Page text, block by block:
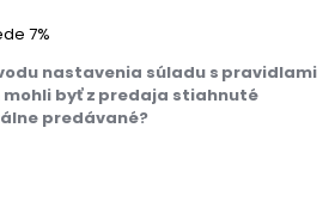
7%
nastavenia súladu s pravidlami
byť z predaja stiahnuté
predávané?